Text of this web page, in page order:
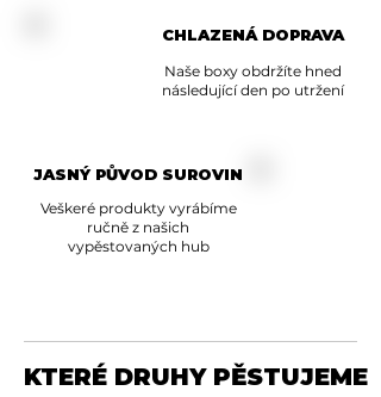
CHLAZENÁ DOPRAVA
Naše boxy obdržíte hned
následující den po utržení
JASNÝ PŮVOD SUROVIN
Veškeré produkty vyrábíme
ručně z našich
vypěstovaných hub
KTERÉ DRUHY PĚSTUJEME